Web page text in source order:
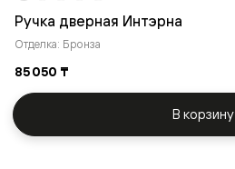
Ручка дверная Интэрна
Отделка: Бронза
85 050 ₸
В корзину